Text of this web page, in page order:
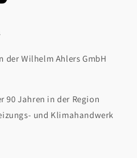
der Wilhelm Ahlers GmbH
90 Jahren in der Region
und Klimahandwerk